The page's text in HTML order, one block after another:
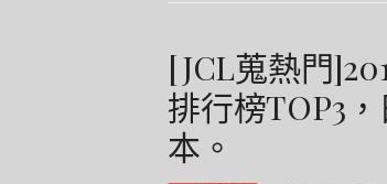
[JCL蒐熱門
排行榜TOP3
本。